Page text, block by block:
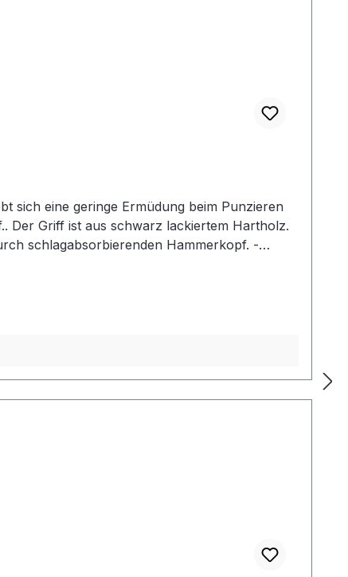
sich eine geringe Ermüdung beim Punzieren
Der Griff ist aus schwarz lackiertem Hartholz.
schlagabsorbierenden Hammerkopf. -
der gewählten Ausführung.